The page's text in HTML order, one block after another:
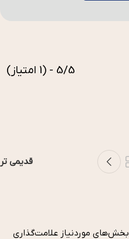
5/5 - (1 امتیاز)
قدیمی تر
بخش‌های موردنیاز علامت‌گذاری